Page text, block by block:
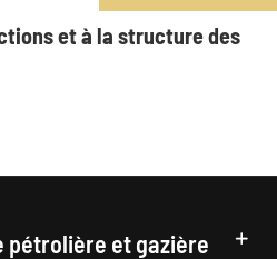
et à la structure des
pétrolière et gazière